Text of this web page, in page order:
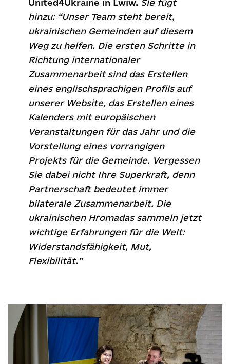
United4Ukraine in Lwiw. Sie fügt
hinzu: “Unser Team steht bereit,
ukrainischen Gemeinden auf diesem
Weg zu helfen. Die ersten Schritte in
Richtung internationaler
Zusammenarbeit sind das Erstellen
eines englischsprachigen Profils auf
unserer Website, das Erstellen eines
Kalenders mit europäischen
Veranstaltungen für das Jahr und die
Vorstellung eines vorrangigen
Projekts für die Gemeinde. Vergessen
Sie dabei nicht Ihre Superkraft, denn
Partnerschaft bedeutet immer
bilaterale Zusammenarbeit. Die
ukrainischen Hromadas sammeln jetzt
wichtige Erfahrungen für die Welt:
Widerstandsfähigkeit, Mut,
Flexibilität.”